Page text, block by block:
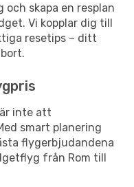
skapa en resplan
Vi kopplar dig till
resetips – ditt
inte att
smart planering
flygerbjudandena
från Rom till